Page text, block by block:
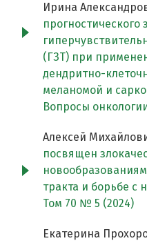
Ирина
(ГЗТ) при
дендритно-
меланомой и
Вопросы
Алексей
посвящен
тракта и борьбе с
Том 70 № 5 (2024)
Екатерина